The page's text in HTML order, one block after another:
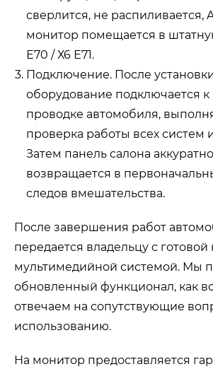
сверлится, не распиливается,
монитор помещается в
Е70 / Х6 Е71.
Подключение. После
оборудование подключается к
проводке автомобиля,
проверка работы всех систем
Затем панель салона
возвращается в
следов вмешательства.
После завершения работ
передается владельцу с готовой
мультимедийной системой. Мы
обновленный функционал, как
отвечаем на сопутствующие
использованию.
На монитор предоставляется